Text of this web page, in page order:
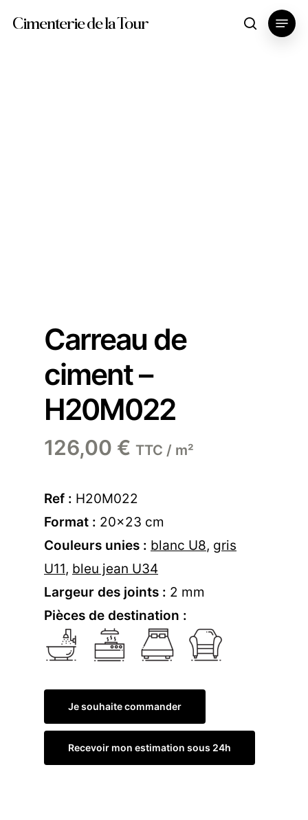
Cimenterie de la Tour search
Menu
Carreau de
ciment –
H20M022
126,00 € TTC / m²
Ref : H20M022
Format : 20×23 cm
Couleurs unies : blanc U8, gris
U11, bleu jean U34
Largeur des joints : 2 mm
Pièces de destination :
Je souhaite commander
Recevoir mon estimation sous 24h